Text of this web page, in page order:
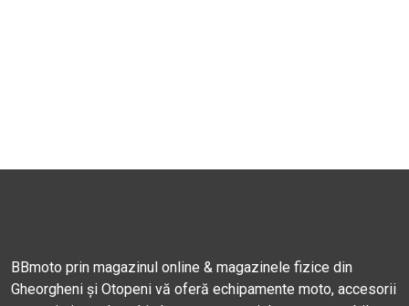
BBmoto prin magazinul online & magazinele fizice din
Gheorgheni și Otopeni vă oferă echipamente moto, accesorii